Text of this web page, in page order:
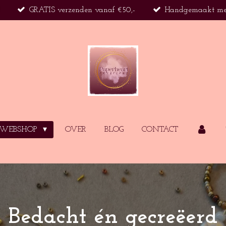
GRATIS verzenden vanaf €50,- Handgemaakt
WEBSHOP OVER BLOG CONTACT
Bedacht én gecreëerd